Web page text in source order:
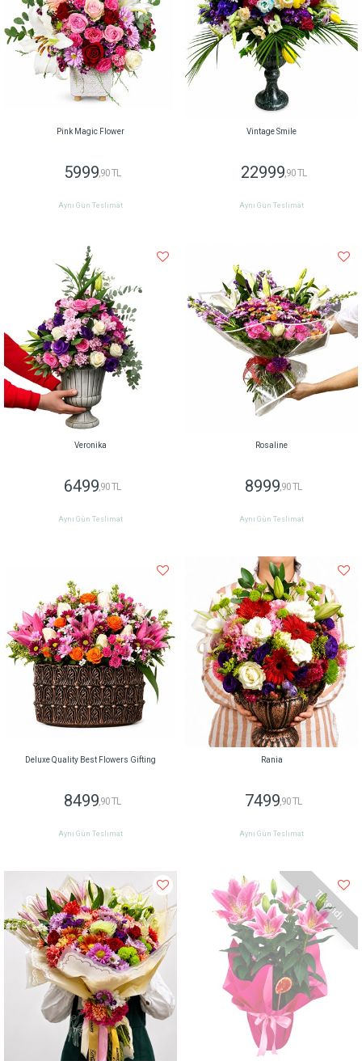
Pink Magic Flower
5999 ,90 TL
Aynı Gün Teslimat
Vintage Smile
22999,90 TL
Aynı Gün Teslimat
Veronika
6499,90 TL
Aynı Gün Teslimat
Rosaline
8999,90 TL
Aynı Gün Teslimat
Deluxe Quality Best Flowers Gifting
8499 ,90 TL
Aynı Gün Teslimat
Rania
7499 ,90 TL
Aynı Gün Teslimat
Tükendi